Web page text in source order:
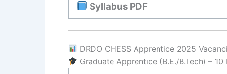
Syllabus PDF
DRDO CHESS Apprentice 2025
Graduate Apprentice (B.E./B.Tech) – 10